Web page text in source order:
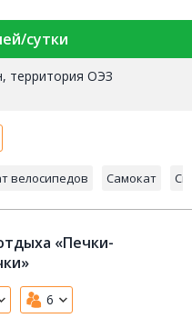
сутки
территория ОЭЗ
велосипедов Самокат
«Печки-
6